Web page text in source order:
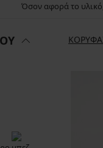
Όσον αφορά το